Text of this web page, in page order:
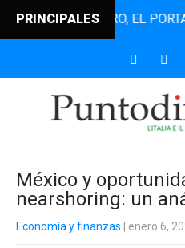
PRINCIPALESEL PORTAL DE
México y
nearshoring: un
Economía y finanzas | enero 6,